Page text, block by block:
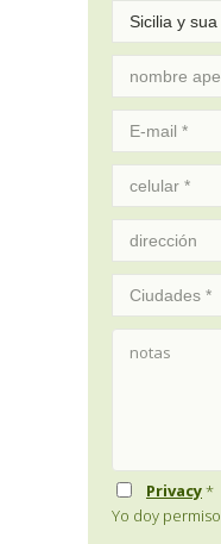
Privacy*
Yo doy permiso